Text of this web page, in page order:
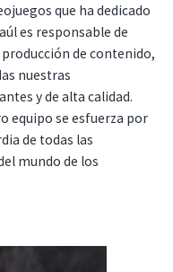
que ha dedicado
es responsable de
de contenido,
nuestras
y de alta calidad.
equipo se esfuerza por
de todas las
mundo de los